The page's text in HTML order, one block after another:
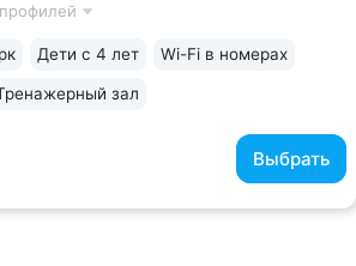
(Железноводск). Бюветы
Выбрать
Дети с 4 лет Wi-Fi в номерах
зал